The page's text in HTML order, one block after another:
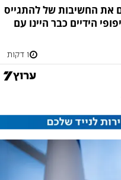
את החשיבות של להתגייס
הידיים כבר היינו עם
1 דקות